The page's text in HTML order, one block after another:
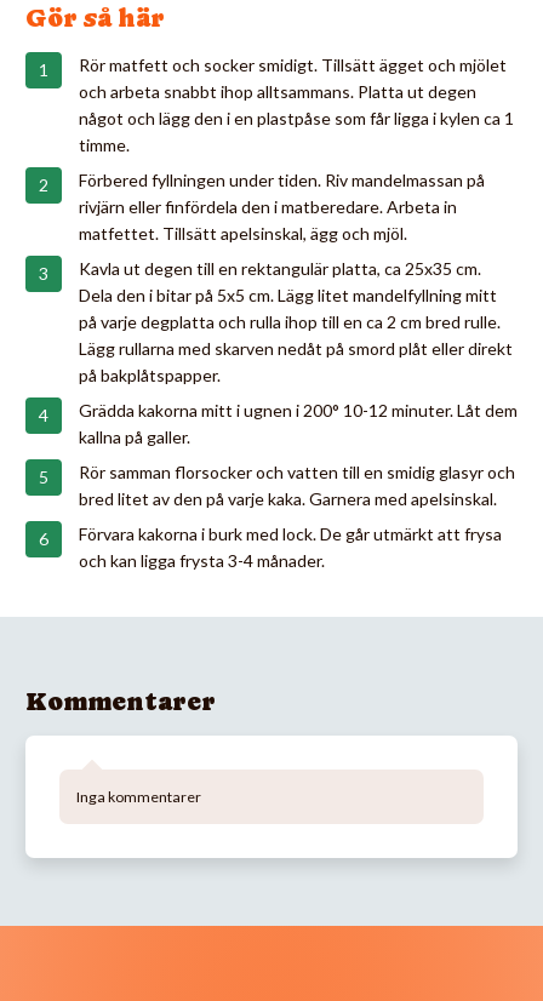
Gör så här
Rör matfett och socker smidigt. Tillsätt ägget och mjölet
och arbeta snabbt ihop alltsammans. Platta ut degen
något och lägg den i en plastpåse som får ligga i kylen ca 1
timme.
Förbered fyllningen under tiden. Riv mandelmassan på
rivjärn eller finfördela den i matberedare. Arbeta in
matfettet. Tillsätt apelsinskal, ägg och mjöl.
Kavla ut degen till en rektangulär platta, ca 25x35 cm.
Dela den i bitar på 5x5 cm. Lägg litet mandelfyllning mitt
på varje degplatta och rulla ihop till en ca 2 cm bred rulle.
Lägg rullarna med skarven nedåt på smord plåt eller direkt
på bakplåtspapper.
Grädda kakorna mitt i ugnen i 200° 10-12 minuter. Låt dem
kallna på galler.
Rör samman florsocker och vatten till en smidig glasyr och
bred litet av den på varje kaka. Garnera med apelsinskal.
Förvara kakorna i burk med lock. De går utmärkt att frysa
och kan ligga frysta 3-4 månader.
Kommentarer
Inga kommentarer